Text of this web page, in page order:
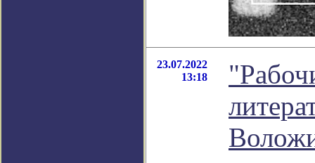
23.07.2022
13:18